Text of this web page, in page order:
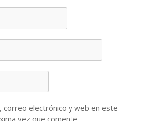
correo electrónico y web en este
vez que comente.